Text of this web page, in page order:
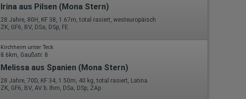
Irina aus Pilsen (Mona Stern)
28 Jahre, 80H, KF 38, 1.67m, total rasiert, westeuropäisch
ZK, GF6, BV, DSa, DSp, FE
Kirchheim unter Teck
8.6km, Gaußstr. 8
Melissa aus Spanien (Mona Stern)
28 Jahre, 70D, KF 34, 1.50m, 40 kg, total rasiert, Latina
ZK, GF6, BV, AV b. Ihm, DSa, DSp, ZAp